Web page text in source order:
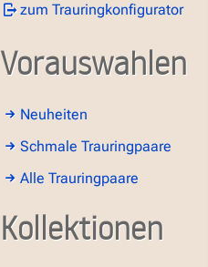
zum Trauringkonfigurator
Vorauswahlen
Neuheiten
Schmale Trauringpaare
Alle Trauringpaare
Kollektionen